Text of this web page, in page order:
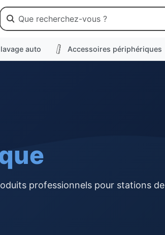
auto Accessoires périphériques
professionnels pour stations de